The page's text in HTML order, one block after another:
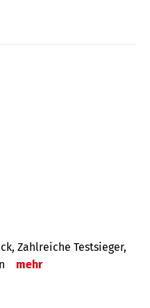
Zahlreiche Testsieger,
mehr